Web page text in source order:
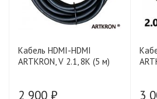
Кабель HDMI-HDMI
ARTKRON, V 2.1, 8K (5 м)
2 900 ₽ 3